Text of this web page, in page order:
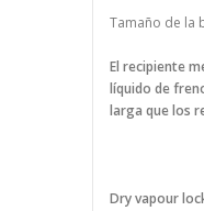
Tamaño de la
El recipiente
líquido de
larga que los
Dry vapour